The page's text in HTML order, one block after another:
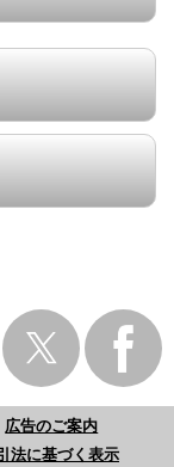
広告のご案内
法に基づく表示